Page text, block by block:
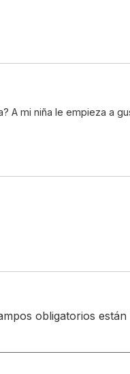
A mi niña le empieza a
obligatorios